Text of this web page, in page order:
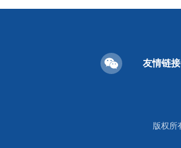
友情链接
版权所